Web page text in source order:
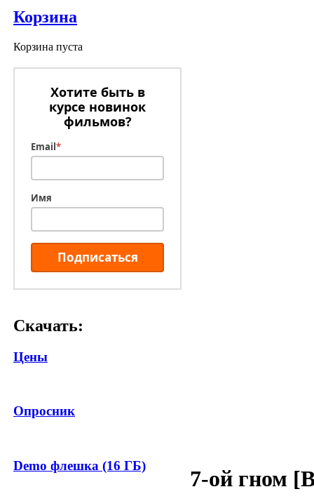
Корзина
Корзина пуста
Хотите быть в
курсе новинок
фильмов?
Email*
Имя
Подписаться
Скачать:
Цены
Опросник
Demo флешка (16 ГБ)
7-ой гном